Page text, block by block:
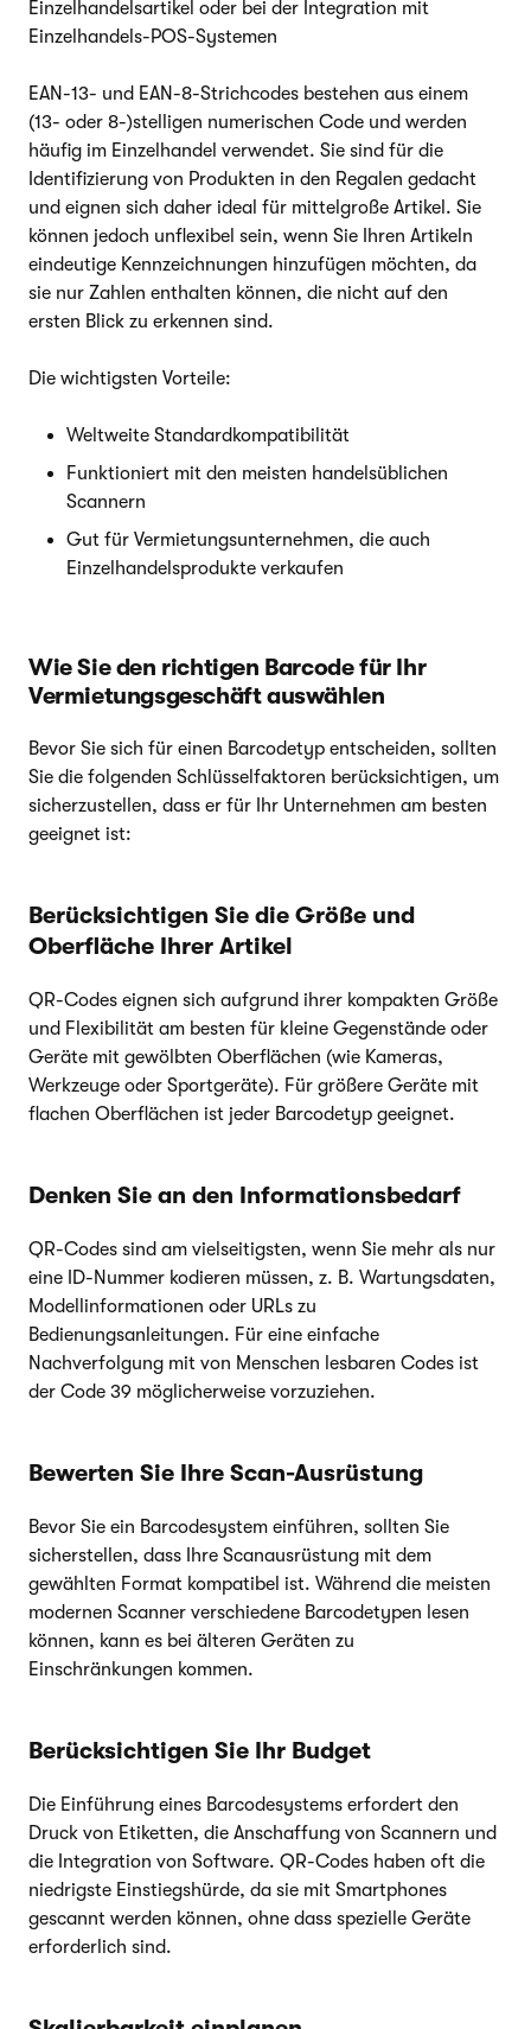
Einzelhandelsartikel oder bei der Integration mit
Einzelhandels-POS-Systemen
EAN-13- und EAN-8-Strichcodes bestehen aus einem
(13- oder 8-)stelligen numerischen Code und werden
häufig im Einzelhandel verwendet. Sie sind für die
Identifizierung von Produkten in den Regalen gedacht
und eignen sich daher ideal für mittelgroße Artikel. Sie
können jedoch unflexibel sein, wenn Sie Ihren Artikeln
eindeutige Kennzeichnungen hinzufügen möchten, da
sie nur Zahlen enthalten können, die nicht auf den
ersten Blick zu erkennen sind.
Die wichtigsten Vorteile:
Weltweite Standardkompatibilität
Funktioniert mit den meisten handelsüblichen
Scannern
Gut für Vermietungsunternehmen, die auch
Einzelhandelsprodukte verkaufen
Wie Sie den richtigen Barcode für Ihr
Vermietungsgeschäft auswählen
Bevor Sie sich für einen Barcodetyp entscheiden, sollten
Sie die folgenden Schlüsselfaktoren berücksichtigen, um
sicherzustellen, dass er für Ihr Unternehmen am besten
geeignet ist:
Berücksichtigen Sie die Größe und
Oberfläche Ihrer Artikel
QR-Codes eignen sich aufgrund ihrer kompakten Größe
und Flexibilität am besten für kleine Gegenstände oder
Geräte mit gewölbten Oberflächen (wie Kameras,
Werkzeuge oder Sportgeräte). Für größere Geräte mit
flachen Oberflächen ist jeder Barcodetyp geeignet.
Denken Sie an den Informationsbedarf
QR-Codes sind am vielseitigsten, wenn Sie mehr als nur
eine ID-Nummer kodieren müssen, z. B. Wartungsdaten,
Modellinformationen oder URLs zu
Bedienungsanleitungen. Für eine einfache
Nachverfolgung mit von Menschen lesbaren Codes ist
der Code 39 möglicherweise vorzuziehen.
Bewerten Sie Ihre Scan-Ausrüstung
Bevor Sie ein Barcodesystem einführen, sollten Sie
sicherstellen, dass Ihre Scanausrüstung mit dem
gewählten Format kompatibel ist. Während die meisten
modernen Scanner verschiedene Barcodetypen lesen
können, kann es bei älteren Geräten zu
Einschränkungen kommen.
Berücksichtigen Sie Ihr Budget
Die Einführung eines Barcodesystems erfordert den
Druck von Etiketten, die Anschaffung von Scannern und
die Integration von Software. QR-Codes haben oft die
niedrigste Einstiegshürde, da sie mit Smartphones
gescannt werden können, ohne dass spezielle Geräte
erforderlich sind.